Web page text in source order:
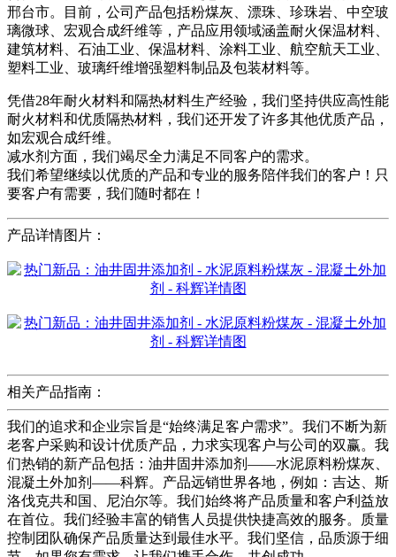
邢台市。目前，公司产品包括粉煤灰、漂珠、珍珠岩、中空玻
璃微球、宏观合成纤维等，产品应用领域涵盖耐火保温材料、
建筑材料、石油工业、保温材料、涂料工业、航空航天工业、
塑料工业、玻璃纤维增​​强塑料制品及包装材料等。
凭借28年耐火材料和隔热材料生产经验，我们坚持供应高性能
耐火材料和优质隔热材料，我们还开发了许多其他优质产品，
如宏观合成纤维。
减水剂方面，我们竭尽全力满足不同客户的需求。
我们希望继续以优质的产品和专业的服务陪伴我们的客户！只
要客户有需要，我们随时都在！
产品详情图片：
相关产品指南：
我们的追求和企业宗旨是“始终满足客户需求”。我们不断为新
老客户采购和设计优质产品，力求实现客户与公司的双赢。我
们热销的新产品包括：油井固井添加剂——水泥原料粉煤灰、
混凝土外加剂——科辉。产品远销世界各地，例如：吉达、斯
洛伐克共和国、尼泊尔等。我们始终将产品质量和客户利益放
在首位。我们经验丰富的销售人员提供快捷高效的服务。质量
控制团队确保产品质量达到最佳水平。我们坚信，品质源于细